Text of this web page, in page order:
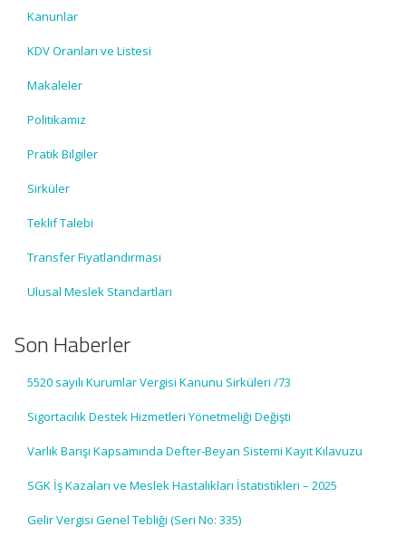
Kanunlar
KDV Oranları ve Listesi
Makaleler
Politikamız
Pratik Bilgiler
Sirküler
Teklif Talebi
Transfer Fiyatlandırması
Ulusal Meslek Standartları
Son Haberler
5520 sayılı Kurumlar Vergisi Kanunu Sirküleri /73
Sigortacılık Destek Hizmetleri Yönetmeliği Değişti
Varlık Barışı Kapsamında Defter-Beyan Sistemi Kayıt Kılavuzu
SGK İş Kazaları ve Meslek Hastalıkları İstatistikleri – 2025
Gelir Vergisi Genel Tebliği (Seri No: 335)